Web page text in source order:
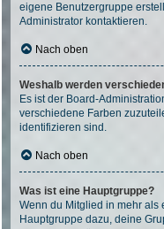
eigene Benutzergruppe
Administrator kontaktieren.
Nach oben
Weshalb werden
Es ist der Board-
verschiedene Farben
identifizieren sind.
Nach oben
Was ist eine Hauptgruppe?
Wenn du Mitglied in mehr als
Hauptgruppe dazu, deine